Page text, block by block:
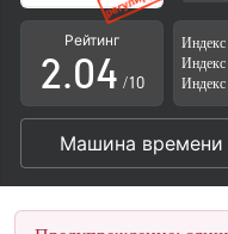
Рейтинг
1
2
3
4
5
.0
1
2
3
3
4
5
6
7
/10
Индекс
Машина времени